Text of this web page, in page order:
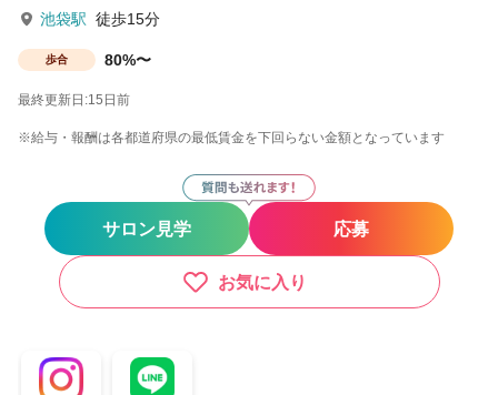
池袋駅 徒歩15分
歩合 80%〜
最終更新日:15日前
※給与・報酬は各都道府県の最低賃金を下回らない金額となっています
サロン見学 応募
お気に入り